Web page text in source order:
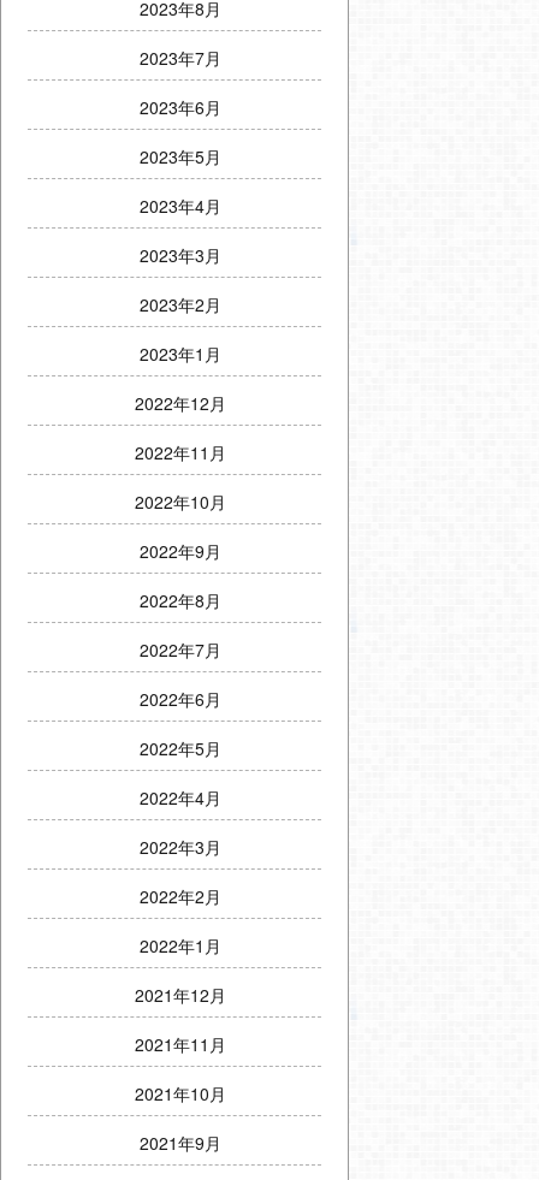
2023年8月
2023年7月
2023年6月
2023年5月
2023年4月
2023年3月
2023年2月
2023年1月
2022年12月
2022年11月
2022年10月
2022年9月
2022年8月
2022年7月
2022年6月
2022年5月
2022年4月
2022年3月
2022年2月
2022年1月
2021年12月
2021年11月
2021年10月
2021年9月